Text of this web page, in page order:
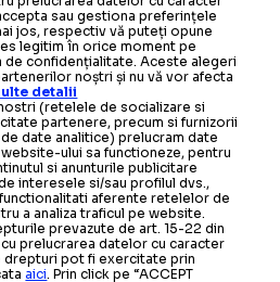
sau gestiona preferințele
jos, respectiv vă puteți opune
legitim în orice moment pe
de confidențialitate. Aceste alegeri
noștri și nu vă vor afecta
detalii
(retelele de socializare si
partenere, precum si furnizorii
date analitice) prelucram date
ului sa functioneze, pentru
si anunturile publicitare
interesele si/sau profilul dvs.,
aferente retelelor de
a analiza traficul pe website.
prevazute de art. 15-22 din
cu prelucrarea datelor cu caracter
drepturi pot fi exercitate prin
aici. Prin click pe “ACCEPT